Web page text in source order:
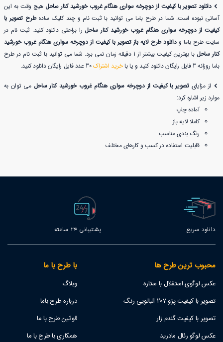
دانلود تصویر با کیفیت از دوچرخه سواری هنگام غروب خورشید کنار ساحل هیچ وقت به این
آسانی نبوده است. شما در طرح باما می توانید با ثبت نام و چند کلیک ساده طرح تصویر با
کیفیت از دوچرخه سواری هنگام غروب خورشید کنار ساحل را براحتی دانلود کنید. ثبت نام در
سایت طرح باما و دانلود طرح لایه باز تصویر با کیفیت از دوچرخه سواری هنگام غروب خورشید
کنار ساحل
با بهترین کیفیت بیشتر از 1 دقیقه زمان نمی برد. شما می توانید با ثبت نام در طرح
باما روزانه 3 فایل رایگان دانلود کنید و یا با
خرید اشتراک30 عدد فایل رایگان دانلود کنید.
از مزایای تصویر با کیفیت از دوچرخه سواری هنگام غروب خورشید کنار ساحلمی توان به
موارد زیر اشاره کرد:
آماده چاپ
کاملا لایه باز
رنگ بندی مناسب
قابلیت استفاده در کسب و کارهای مختلف
دانلود سریع پشتیبانی 24 ساعته
محبوب ترین طرح ها
عکس لوگوی استقلال با ستاره
تصویر با کیفیت پژو 207 البالویی رنگ
تصویر با کیفیت گندم زار
عکس لوگو رئال مادرید
با طرح با ما
وبلاگ
درباره طرح باما
قوانین طرح با ما
همکاری با طرح با ما